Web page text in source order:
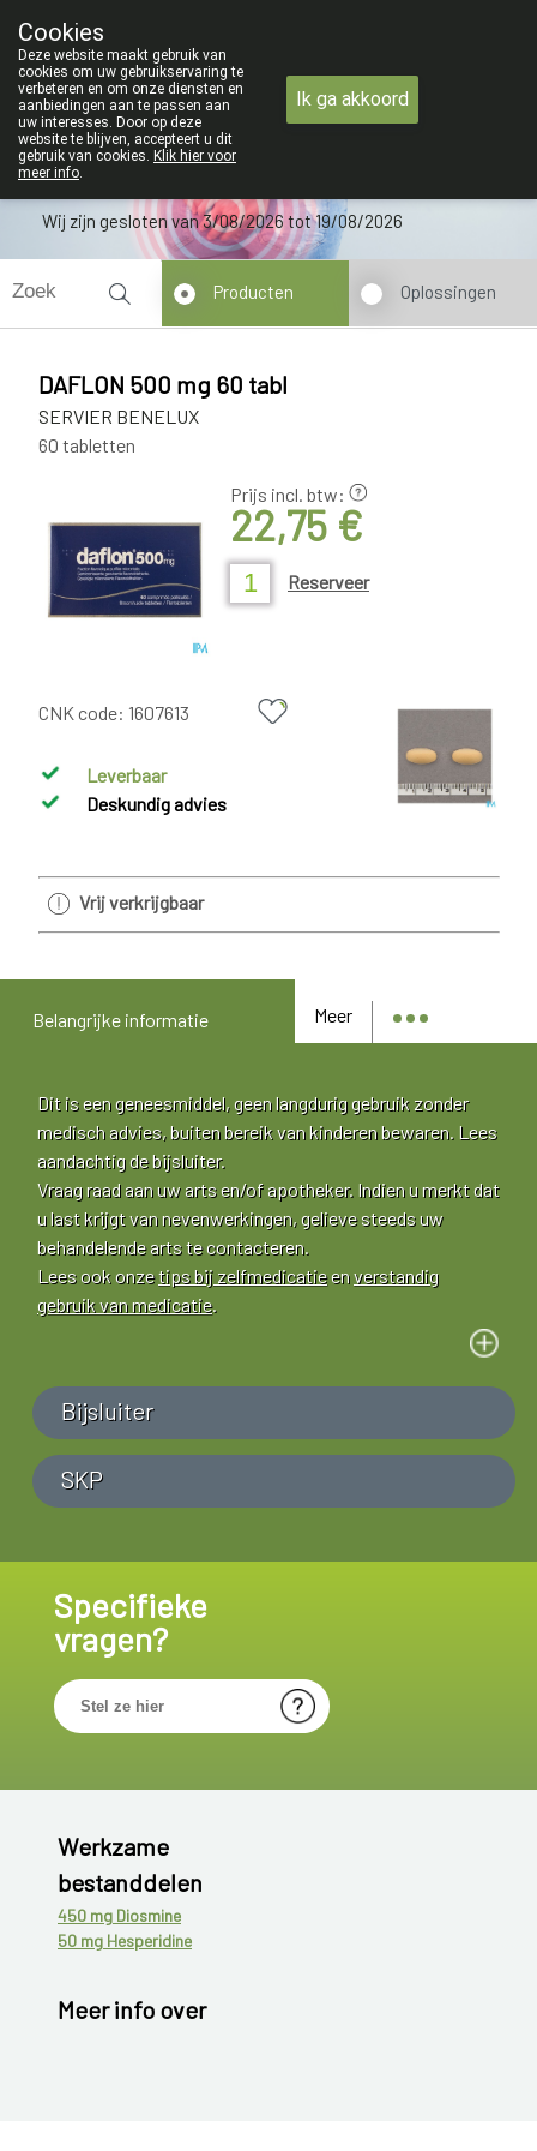
09 228 32 36
Wij zijn gesloten van 3/08/2026 tot 19/08/2026
Producten Oplossingen
DAFLON 500 mg 60 tabl
SERVIER BENELUX
60 tabletten
Prijs incl. btw:
22,75 €
Reserveer
CNK code: 1607613
Leverbaar
Deskundig advies
Vrij verkrijgbaar
Meer
Belangrijke informatie
Dit is een geneesmiddel, geen langdurig gebruik zonder
medisch advies, buiten bereik van kinderen bewaren. Lees
aandachtig de bijsluiter.
Vraag raad aan uw arts en/of apotheker. Indien u merkt dat
u last krijgt van nevenwerkingen, gelieve steeds uw
behandelende arts te contacteren.
Lees ook onzetips bij zelfmedicatieenverstandig
gebruik van medicatie.
Bijsluiter
SKP
Specifieke
vragen?
Werkzame
bestanddelen
450 mg Diosmine
50 mg Hesperidine
Meer info over
Cookies
Deze website maakt gebruik van
cookies om uw gebruikservaring te
verbeteren en om onze diensten en
aanbiedingen aan te passen aan
uw interesses. Door op deze
website te blijven, accepteert u dit
gebruik van cookies. Klik hier voor
meer info.
Ik ga akkoord